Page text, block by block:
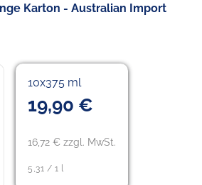
Karton - Australian Import
10x375 ml
19,90 €
16,72 € zzgl. MwSt.
5,31 / 1 l